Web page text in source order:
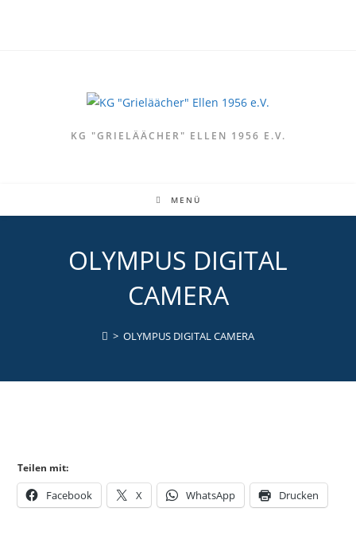
KG "GRIELÄÄCHER" ELLEN 1956 E.V.
MENÜ
OLYMPUS DIGITAL
CAMERA
> OLYMPUS DIGITAL CAMERA
Teilen mit:
Facebook X WhatsApp Drucken